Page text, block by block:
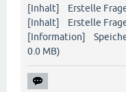
[Inhalt] Erstelle
[Inhalt] Erstelle
[Information]
0.0 MB)